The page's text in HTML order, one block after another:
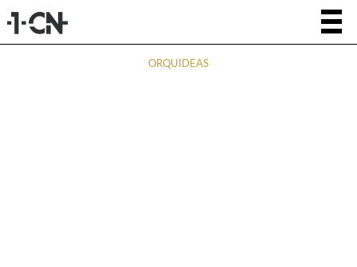
ORQUÍDEAS